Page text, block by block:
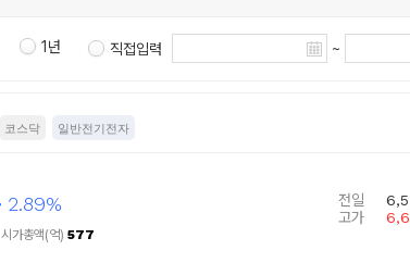
1년 직접입력 ~
코스닥 일반전기전자
2.89%
시가총액(억) 577
전일
고가